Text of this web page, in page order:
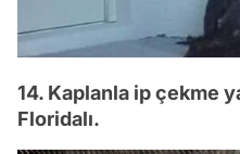
14. Kaplanla ip çekme
Floridalı.